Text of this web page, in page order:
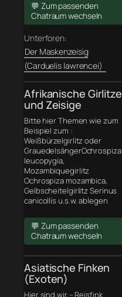
💬 Zum passenden
Chatraum wechseln
Unterforen:
Der Maskenzeisig
(Carduelis lawrencei)
Afrikanische Girlitze
und Zeisige
Bitte hier Themen wie zum
Beispiel zum :
Weißbürzelgirlitz oder
GrauedelsängerOchrospiza
leucopygia,
Mozambiquegirlitz
Ochrospiza mozambica,
Gelbscheitelgirlitz Serinus
canicollis u.s.w. ablegen
💬 Zum passenden
Chatraum wechseln
Asiatische Finken
(Exoten)
Hier sind wir – Reisfink